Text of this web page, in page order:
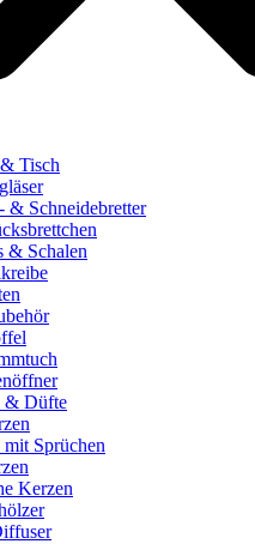
Tisch
& Schneidebretter
& Schalen
& Düfte
Sprüchen
Kerzen